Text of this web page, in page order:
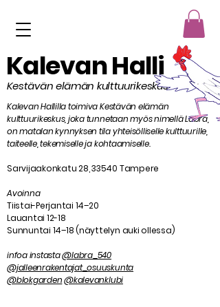
Kestävän elämän kulttuurikeskus
Kalevan Hallilla toimiva Kestävän elämän
kulttuurikeskus, joka tunnetaan myös nimellä Labra,
on matalan kynnyksen tila yhteisölliselle kulttuurille,
taiteelle, tekemiselle ja kohtaamiselle.
Sarvijaakonkatu 28, 33540 Tampere
Avoinna
Tiistai-Perjantai 14–20
Lauantai 12-18
Sunnuntai 14–18 (näyttelyn auki ollessa)
infoa instasta@labra_540
@jalleenrakentajat_osuuskunta
@blokgarden@kalevanklubi
Kalevan Halli